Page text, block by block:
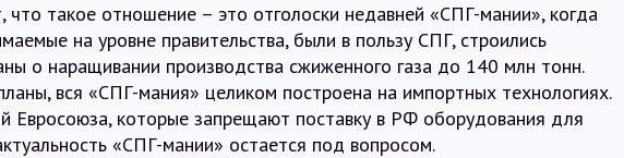
что такое отношение – это отголоски недавней «СПГ-мании», когда
на уровне правительства, были в пользу СПГ, строились
о наращивании производства сжиженного газа до 140 млн тонн.
вся «СПГ-мания» целиком построена на импортных технологиях.
Евросоюза, которые запрещают поставку в РФ оборудования для
«СПГ-мании» остается под вопросом.